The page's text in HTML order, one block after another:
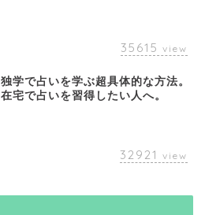
35615 view
独学で占いを学ぶ超具体的な方法。
在宅で占いを習得したい人へ。
32921 view